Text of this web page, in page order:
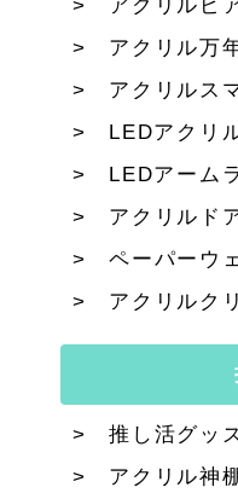
アクリルピ
アクリル万
アクリルス
LEDアクリ
LEDアーム
アクリルド
ペーパーウ
アクリルク
推し活グッ
アクリル神